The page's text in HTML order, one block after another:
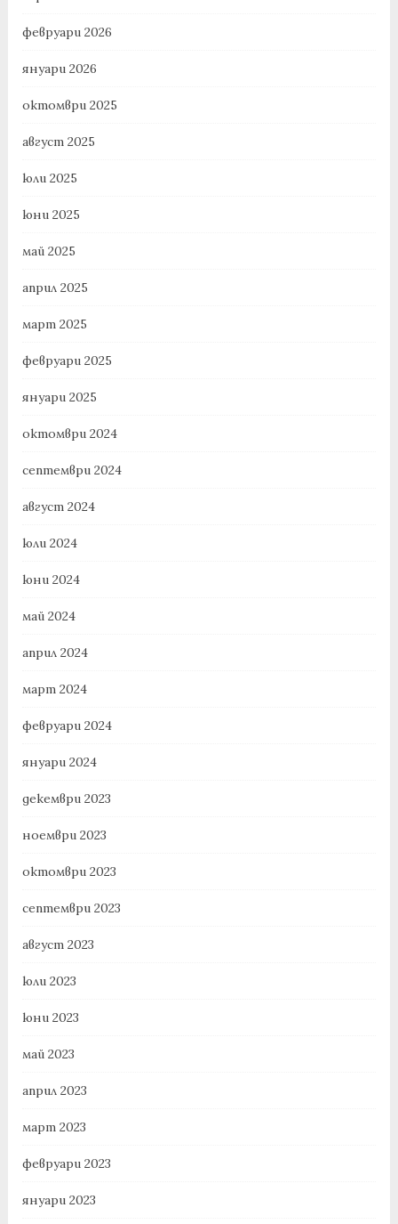
февруари 2026
януари 2026
октомври 2025
август 2025
юли 2025
юни 2025
май 2025
април 2025
март 2025
февруари 2025
януари 2025
октомври 2024
септември 2024
август 2024
юли 2024
юни 2024
май 2024
април 2024
март 2024
февруари 2024
януари 2024
декември 2023
ноември 2023
октомври 2023
септември 2023
август 2023
юли 2023
юни 2023
май 2023
април 2023
март 2023
февруари 2023
януари 2023